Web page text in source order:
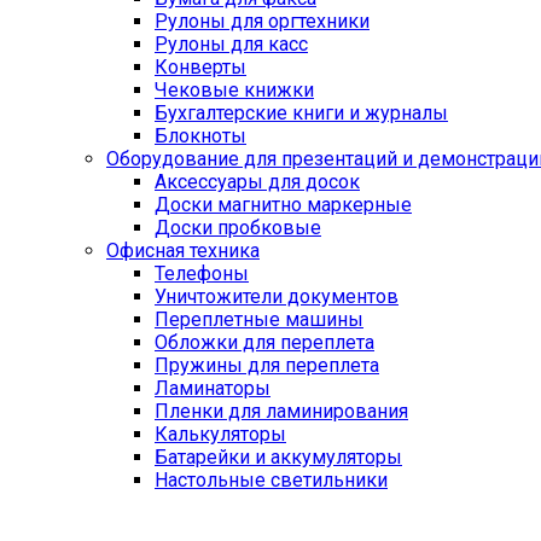
Рулоны для оргтехники
Рулоны для касс
Конверты
Чековые книжки
Бухгалтерские книги и журналы
Блокноты
Оборудование для презентаций и
Аксессуары для досок
Доски магнитно маркерные
Доски пробковые
Офисная техника
Телефоны
Уничтожители документов
Переплетные машины
Обложки для переплета
Пружины для переплета
Ламинаторы
Пленки для ламинирования
Калькуляторы
Батарейки и аккумуляторы
Настольные светильники